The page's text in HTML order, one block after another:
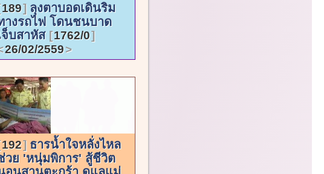
189
ลุงตาบอดเดินริม
างรถไฟ โดนชนบาด
จ็บสาหัส
1762/0
26/02/2559
192
ธารน้ำใจหลั่งไหล
วย 'หนุ่มพิการ' สู้ชีวิต
อนสานตะกร้า ดูแลแม่